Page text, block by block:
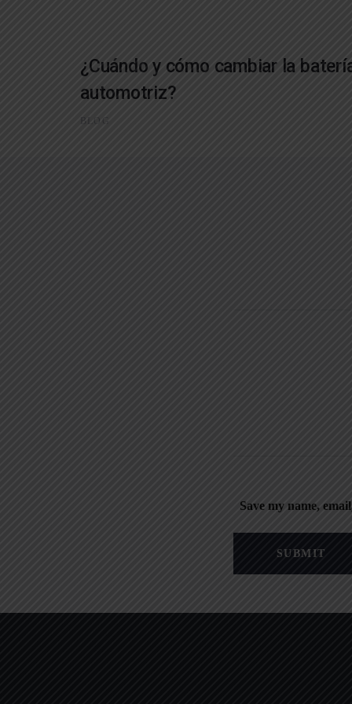
¿Cuándo y cómo cambiar la
automotriz?
BLOG
Save my name,